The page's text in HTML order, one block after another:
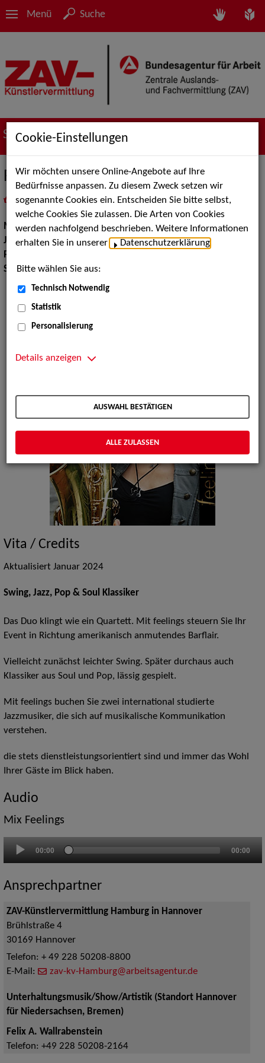
Menü Suche
Suche nach Künstler*innen
Feelings
als PDF speichern
inMeine Merklistelegen
Musik:Jazz
Jazz:Standards und Swing
Pop Rock Tanzmusik:
Stilistik: Pop
Vita / Credits
Aktualisiert Januar 2024
Swing, Jazz, Pop & Soul Klassiker
Das Duo klingt wie ein Quartett. Mit feelings steuern Sie Ihr
Event in Richtung amerikanisch anmutendes Barflair.
Vielleicht zunächst leichter Swing. Später durchaus auch
Klassiker aus Soul und Pop, lässig gespielt.
Mit feelings buchen Sie zwei international studierte
Jazzmusiker, die sich auf musikalische Kommunikation
verstehen.
die stets dienstleistungsorientiert sind und immer das Wohl
Ihrer Gäste im Blick haben.
Audio
Mix Feelings
Audio-
Player
00:00 00:00
Ansprechpartner
ZAV-Künstlervermittlung Hamburg in Hannover
Brühlstraße 4
30169 Hannover
Telefon: + 49 228 50208-8800
E-Mail:
zav-kv-Hamburg@arbeitsagentur.de
Unterhaltungsmusik/Show/Artistik (Standort Hannover
für Niedersachsen, Bremen)
Felix A. Wallrabenstein
Telefon: +49 228 50208-2164
Cookie-Einstellungen
Wir möchten unsere Online-Angebote auf Ihre
Bedürfnisse anpassen. Zu diesem Zweck setzen wir
sogenannte Cookies ein. Entscheiden Sie bitte selbst,
welche Cookies Sie zulassen. Die Arten von Cookies
werden nachfolgend beschrieben. Weitere Informationen
erhalten Sie in unserer
Datenschutzerklärung
Bitte wählen Sie aus:
Technisch Notwendig
Statistik
Personalisierung
Details anzeigen
AUSWAHL BESTÄTIGEN
ALLE ZULASSEN